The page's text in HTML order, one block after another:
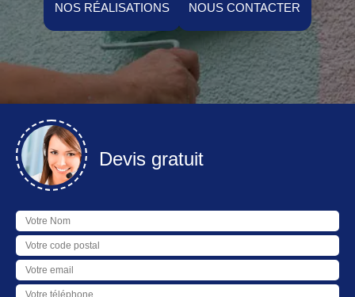
NOS RÉALISATIONS NOUS CONTACTER
Devis gratuit